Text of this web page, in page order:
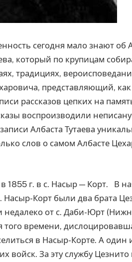
сегодня мало знают об
который по крупицам
традициях,
представляющий,
рассказов цепких на
воспроизводили
Албаста Тутаева
слов о самом Албасте
1855 г. в с. Насыр — Корт. В
Насыр-Корт были два брата
от с. Даби-Юрт
времени,
в Насыр-Корте. А один
войск. За эту службу